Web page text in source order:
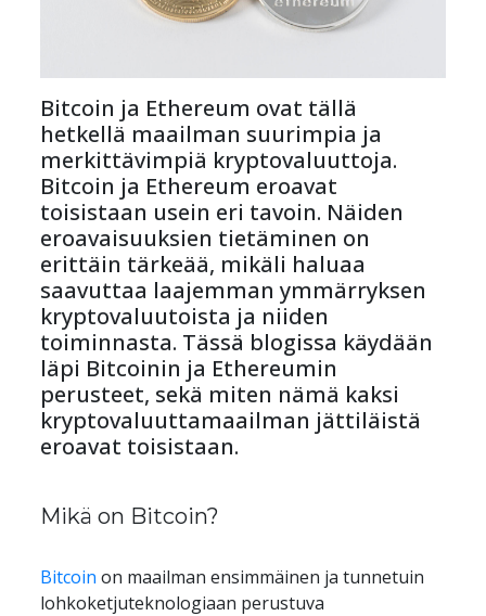
Bitcoin ja Ethereum ovat tällä
hetkellä maailman suurimpia ja
merkittävimpiä kryptovaluuttoja.
Bitcoin ja Ethereum eroavat
toisistaan usein eri tavoin. Näiden
eroavaisuuksien tietäminen on
erittäin tärkeää, mikäli haluaa
saavuttaa laajemman ymmärryksen
kryptovaluutoista ja niiden
toiminnasta. Tässä blogissa käydään
läpi Bitcoinin ja Ethereumin
perusteet, sekä miten nämä kaksi
kryptovaluuttamaailman jättiläistä
eroavat toisistaan.
Mikä on Bitcoin?
Bitcoin on maailman ensimmäinen ja tunnetuin